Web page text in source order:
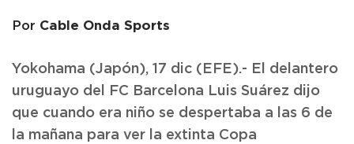
Por Cable Onda Sports
Yokohama (Japón), 17 dic (EFE).- El delantero
uruguayo del FC Barcelona Luis Suárez dijo
que cuando era niño se despertaba a las 6 de
la mañana para ver la extinta Copa